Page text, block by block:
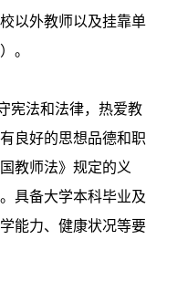
以外教师以及挂靠单
。
宪法和法律，热爱教
良好的思想品德和职
教师法》规定的义
具备大学本科毕业及
能力、健康状况等要